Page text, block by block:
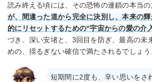
読み終える頃には、その恐怖の連鎖の本当の
が、間違った道から完全に決別し、本来の
的にリセットするための“宇宙からの愛の介
づき、深い安堵と、3回目を防ぎ、最高の未
めの、揺るぎない確信で満たされるでしょう
短期間に2度も、辛い思いをさ